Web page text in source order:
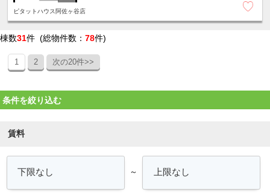
ピタットハウス阿佐ヶ谷店
棟数31件 (総物件数： 78件)
1 2 次の20件>>
条件を絞り込む
賃料
～